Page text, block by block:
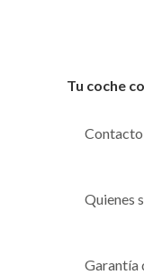
Tu coche
Contacto
Quienes
Garantía